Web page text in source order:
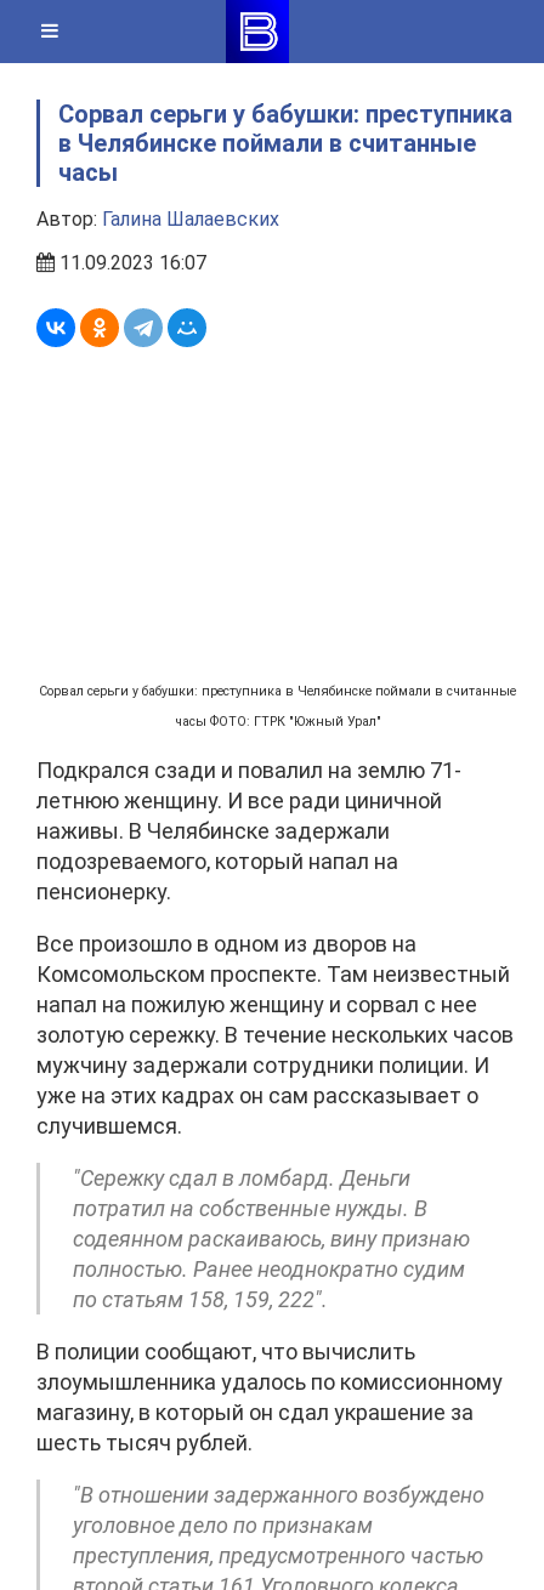
content
Сорвал серьги у бабушки: преступника
в Челябинске поймали в считанные
часы
Автор: Галина Шалаевских
11.09.2023 16:07
Сорвал серьги у бабушки: преступника в Челябинске поймали в считанные
часы ФОТО: ГТРК "Южный Урал"
Подкрался сзади и повалил на землю 71-
летнюю женщину. И все ради циничной
наживы. В Челябинске задержали
подозреваемого, который напал на
пенсионерку.
Все произошло в одном из дворов на
Комсомольском проспекте. Там неизвестный
напал на пожилую женщину и сорвал с нее
золотую сережку. В течение нескольких часов
мужчину задержали сотрудники полиции. И
уже на этих кадрах он сам рассказывает о
случившемся.
"Сережку сдал в ломбард. Деньги
потратил на собственные нужды. В
содеянном раскаиваюсь, вину признаю
полностью. Ранее неоднократно судим
по статьям 158, 159, 222".
В полиции сообщают, что вычислить
злоумышленника удалось по комиссионному
магазину, в который он сдал украшение за
шесть тысяч рублей.
"В отношении задержанного возбуждено
уголовное дело по признакам
преступления, предусмотренного частью